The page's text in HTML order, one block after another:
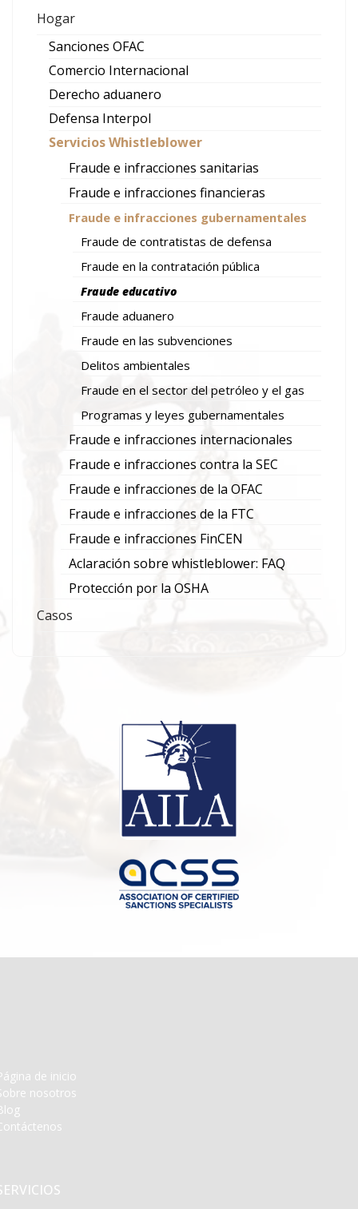
Hogar
Sanciones OFAC
Comercio Internacional
Derecho aduanero
Defensa Interpol
Servicios Whistleblower
Fraude e infracciones sanitarias
Fraude e infracciones financieras
Fraude e infracciones gubernamentales
Fraude de contratistas de defensa
Fraude en la contratación pública
Fraude educativo
Fraude aduanero
Fraude en las subvenciones
Delitos ambientales
Fraude en el sector del petróleo y el gas
Programas y leyes gubernamentales
Fraude e infracciones internacionales
Fraude e infracciones contra la SEC
Fraude e infracciones de la OFAC
Fraude e infracciones de la FTC
Fraude e infracciones FinCEN
Aclaración sobre whistleblower: FAQ
Protección por la OSHA
Casos
de inicio
nosotros